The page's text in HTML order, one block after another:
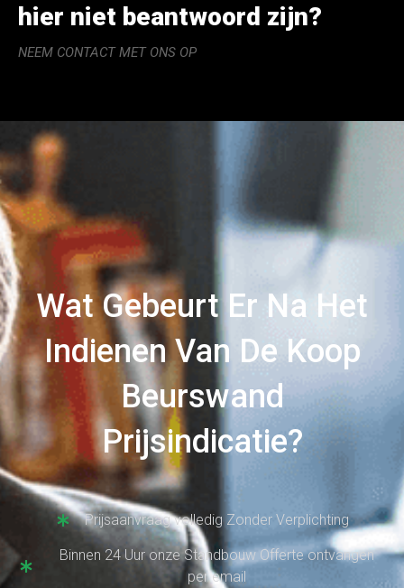
hier niet beantwoord zijn?
NEEM CONTACT MET ONS OP
Wat Gebeurt Er Na Het
Indienen Van De Koop
Beurswand
Prijsindicatie?
Prijsaanvraag volledig Zonder Verplichting
Binnen 24 Uur onze Standbouw Offerte ontvangen
per email